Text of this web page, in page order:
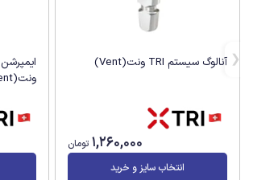
آنالوگ سیستم TRI ونت(Vent)
1,260,000 تومان
انتخاب سایز و خرید
ونت(Vent)